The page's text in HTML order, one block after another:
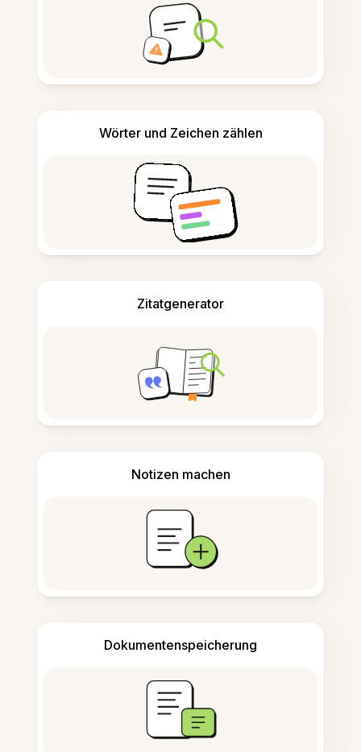
Wörter und Zeichen zählen
Zitatgenerator
Notizen machen
Dokumentenspeicherung